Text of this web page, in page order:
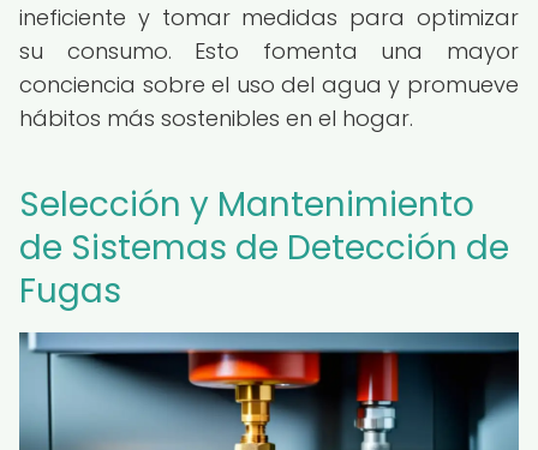
ineficiente y tomar medidas para optimizar
su consumo. Esto fomenta una mayor
conciencia sobre el uso del agua y promueve
hábitos más sostenibles en el hogar.
Selección y Mantenimiento
de Sistemas de Detección de
Fugas